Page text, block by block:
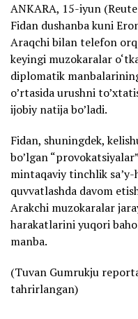
ANKARA, 15-iyun
Fidan dushanba kuni
Araqchi bilan telefon
keyingi muzokaralar
diplomatik
o’rtasida urushni
ijobiy natija bo’ladi.
Fidan, shuningdek,
bo’lgan
mintaqaviy tinchlik
quvvatlashda davom
Arakchi muzokaralar
harakatlarini yuqori
manba.
(Tuvan Gumrukju
tahrirlangan)